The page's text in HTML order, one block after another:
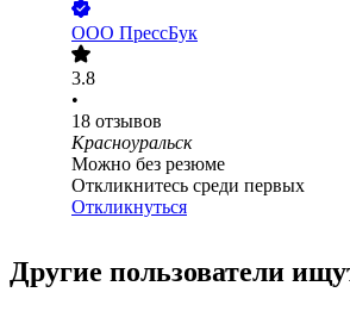
ООО ПрессБук
3.8
•
18 отзывов
Красноуральск
Можно без резюме
Откликнитесь среди первых
Откликнуться
Другие пользователи